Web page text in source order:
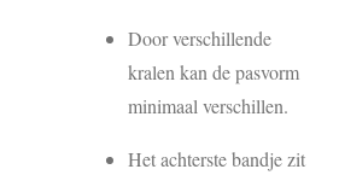
Door verschillende
kralen kan de pasvorm
minimaal verschillen.
Het achterste bandje zit